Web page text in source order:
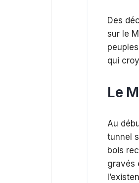
Des
sur le
qui
Le
Au
tunnel
bois
gravés